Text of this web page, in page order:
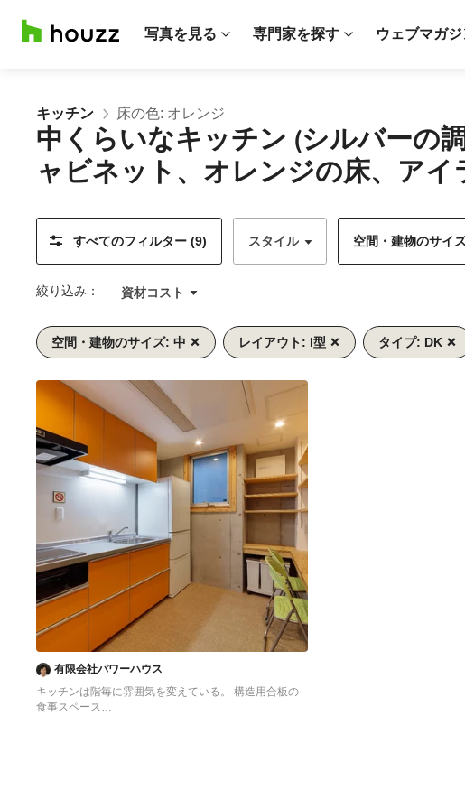
写真を見る 専門家を探す ウェブマガ
キッチン 床の色: オレンジ
中くらいなキッチン (シルバーの
ャビネット、オレンジの床、ア
すべてのフィルター (9) スタイル 空間・建物のサイ
絞り込み： 資材コスト
空間・建物のサイズ: 中 レイアウト: I型 タイプ: DK
へ
へ
有限会社パワーハウス
キッチンは階毎に雰囲気を変えている。 構造用合板の
食事スペース